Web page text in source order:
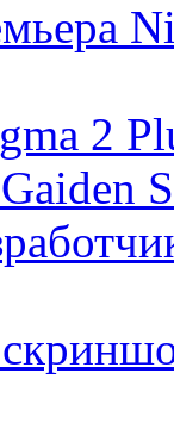
2